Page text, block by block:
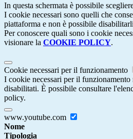
In questa schermata è possibile
I cookie necessari sono quelli che
piattaforma e non è possibile
Per conoscere quali sono i cookie
visionare la COOKIE POLICY.
Cookie necessari per il funzionamento
I cookie necessari per il funzionamento
disabilitati. È possibile consultare
policy.
www.youtube.com
Nome
Tipologia